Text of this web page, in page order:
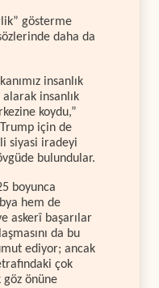
gösterme
daha da
insanlık
insanlık
koydu,”
için de
siyasi iradeyi
bulundular.
boyunca
hem de
askerî başarılar
da bu
ediyor; ancak
çok
göz önüne